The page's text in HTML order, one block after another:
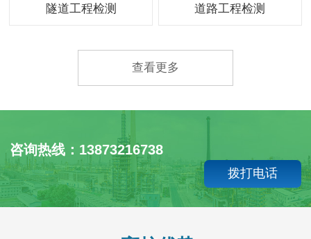
隧道工程检测 道路工程检测
查看更多
咨询热线：13873216738
拨打电话